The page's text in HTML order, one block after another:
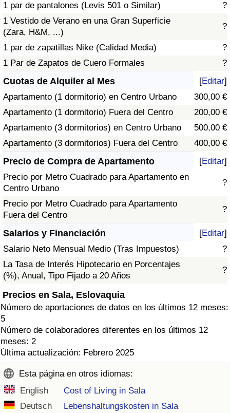
1 par de pantalones (Levis 501 o Similar)
?
1 Vestido de Verano en una Gran Superficie
(Zara, H&M, ...)
?
1 par de zapatillas Nike (Calidad Media)
?
1 Par de Zapatos de Cuero Formales
?
Cuotas de Alquiler al Mes [Editar]
Apartamento (1 dormitorio) en Centro Urbano
300,00 €
Apartamento (1 dormitorio) Fuera del Centro
200,00 €
Apartamento (3 dormitorios) en Centro Urbano
500,00 €
Apartamento (3 dormitorios) Fuera del Centro
400,00 €
Precio de Compra de Apartamento [Editar]
Precio por Metro Cuadrado para Apartamento en
Centro Urbano
?
Precio por Metro Cuadrado para Apartamento
Fuera del Centro
?
Salarios y Financiación [Editar]
Salario Neto Mensual Medio (Tras Impuestos)
?
La Tasa de Interés Hipotecario en Porcentajes
(%), Anual, Tipo Fijado a 20 Años
?
Precios en Sala, Eslovaquia
Número de aportaciones de datos en los últimos 12 meses:
5
Número de colaboradores diferentes en los últimos 12
meses: 2
Última actualización: Febrero 2025
Esta página en otros idiomas:
English
Cost of Living in Sala
Deutsch
Lebenshaltungskosten in Sala